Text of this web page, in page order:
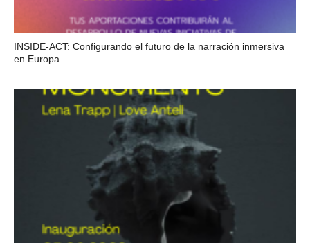
INSIDE-ACT: Configurando el futuro de la narración inmersiva
en Europa